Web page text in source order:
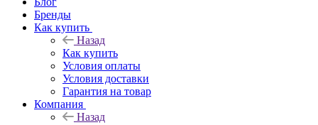
Бренды
Как купить
Назад
Как купить
Условия оплаты
Условия доставки
Гарантия на товар
Компания
Назад